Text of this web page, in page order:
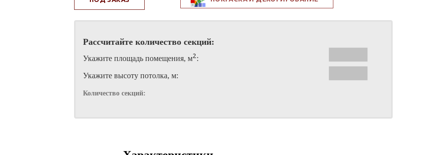
Рассчитайте количество секций:
Укажите площадь помещения, м2:
Укажите высоту потолка, м:
Количество секций: